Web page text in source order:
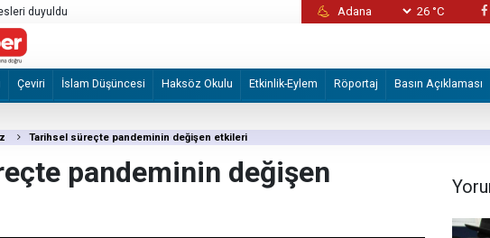
yönelik "ihaleye fesat karıştırma" soruşturmasında
Kaos fırıldakları yine devrede: Şam’da
26 °C
Çeviri İslam Düşüncesi Haksöz Okulu Etkinlik-Eylem Röportaj Basın Açıklaması
Tarihsel süreçte pandeminin değişen etkileri
pandeminin değişen